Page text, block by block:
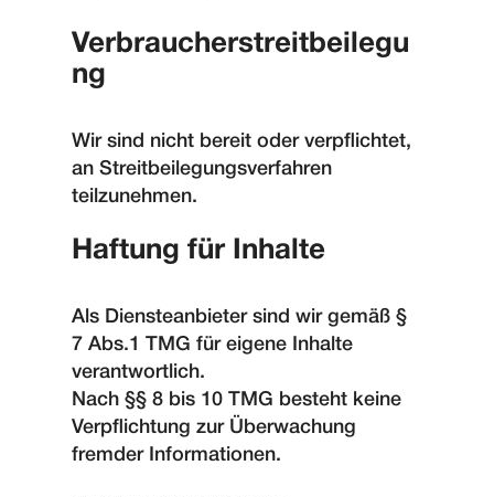
Verbraucherstreitbeilegu
ng
Wir sind nicht bereit oder verpflichtet,
an Streitbeilegungsverfahren
teilzunehmen.
Haftung für Inhalte
Als Diensteanbieter sind wir gemäß §
7 Abs.1 TMG für eigene Inhalte
verantwortlich.
Nach §§ 8 bis 10 TMG besteht keine
Verpflichtung zur Überwachung
fremder Informationen.